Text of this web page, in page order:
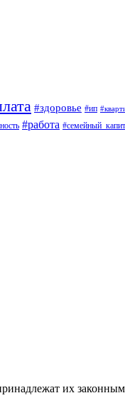
#здоровье #ип
#работа
их